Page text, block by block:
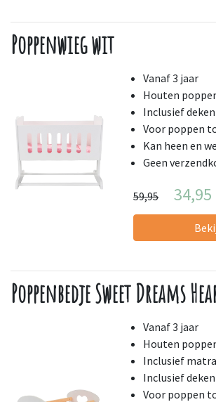
Poppenwieg wit
Vanaf 3 jaar
Houten
Inclusief
Voor poppen
Kan heen en
Geen
59,95 34,95
Poppenbedje Sweet Dreams
Vanaf 3 jaar
Houten
Inclusief
Inclusief
Voor poppen